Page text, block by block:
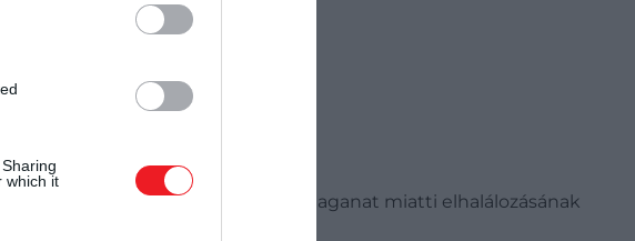
which it
Hazánkban is a férfiak daganat miatti elhalálozásának